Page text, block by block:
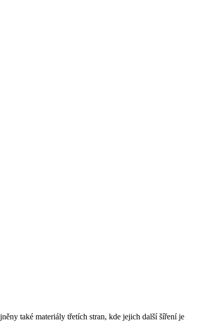
také materiály třetích stran, kde jejich další šíření je